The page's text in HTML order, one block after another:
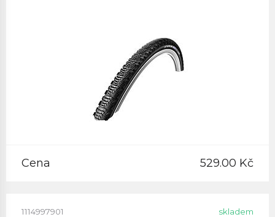
Cena 529.00 Kč
1114997901 skladem